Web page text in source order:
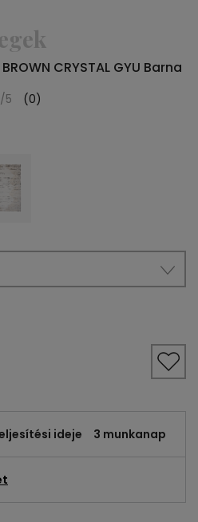
CRYSTAL GYU Barna
/5 (0)
ideje 3 munkanap